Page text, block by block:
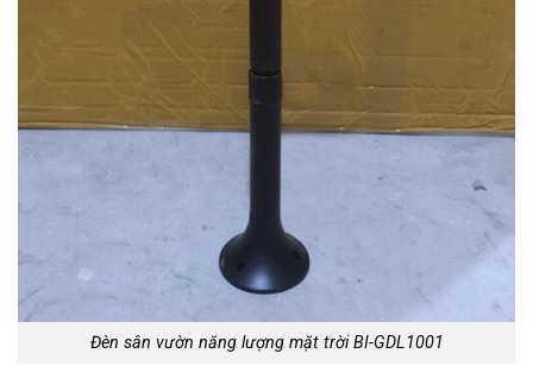
Đèn sân vườn năng lượng mặt trời BI-GDL1001